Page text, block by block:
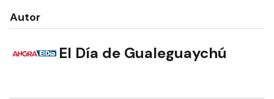
Autor
El Día de Gualeguaychú